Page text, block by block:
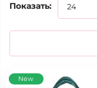
Показать:
New